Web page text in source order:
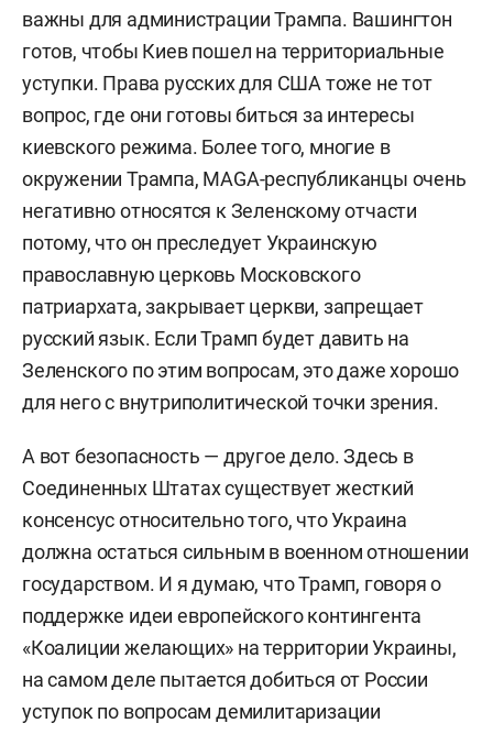
важны для администрации Трампа. Вашингтон
готов, чтобы Киев пошел на территориальные
уступки. Права русских для США тоже не тот
вопрос, где они готовы биться за интересы
киевского режима. Более того, многие в
окружении Трампа, MAGA-республиканцы очень
негативно относятся к Зеленскому отчасти
потому, что он преследует Украинскую
православную церковь Московского
патриархата, закрывает церкви, запрещает
русский язык. Если Трамп будет давить на
Зеленского по этим вопросам, это даже хорошо
для него с внутриполитической точки зрения.
А вот безопасность — другое дело. Здесь в
Соединенных Штатах существует жесткий
консенсус относительно того, что Украина
должна остаться сильным в военном отношении
государством. И я думаю, что Трамп, говоря о
поддержке идеи европейского контингента
«Коалиции желающих» на территории Украины,
на самом деле пытается добиться от России
уступок по вопросам демилитаризации